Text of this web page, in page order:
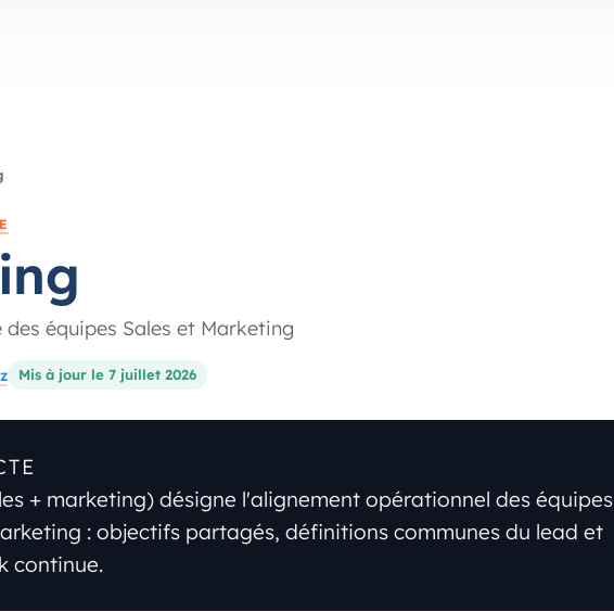
équipes Sales et Marketing
Mis à jour le 7 juillet 2026
+ marketing) désigne l'alignement opérationnel des équipes
: objectifs partagés, définitions communes du lead et
continue.